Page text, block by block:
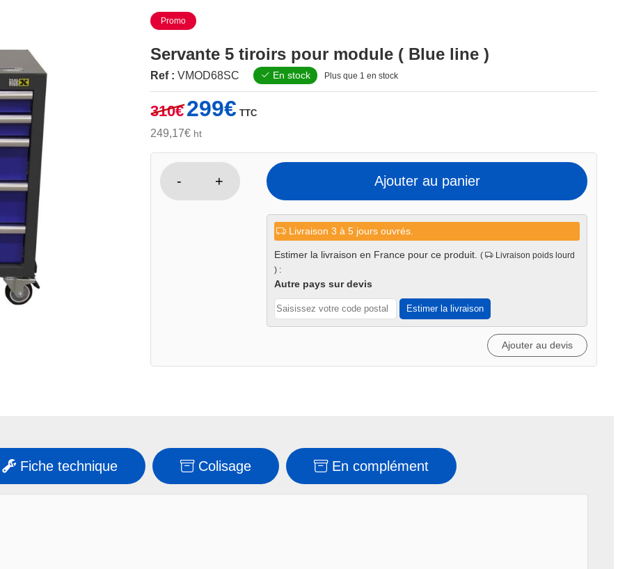
Promo
Servante 5 tiroirs pour module ( Blue line )
Ref : VMOD68SC En stock Plus que 1 en stock
310€
Le
prix
initial
310€.
299€prix
TTC
249,17€ ht
-
quantité
+ Ajouter au panier
Livraison 3 à 5 jours ouvrés.
Estimer la livraison en France pour ce produit.(
Livraison poids lourd
) :
Autre pays sur devis
Estimer la livraison
Ajouter au devis
Fiche technique Colisage En complément